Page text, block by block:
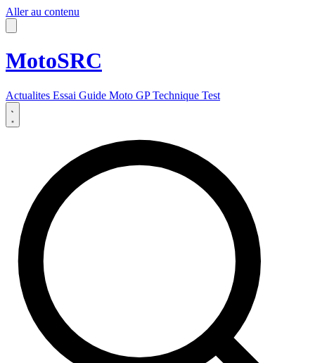
Aller au contenu
MotoSRC
Actualites Essai Guide Moto GPTechnique Test